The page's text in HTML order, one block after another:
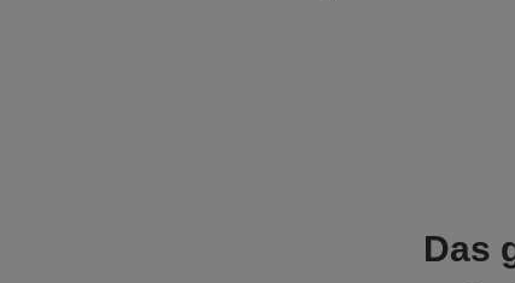
Das